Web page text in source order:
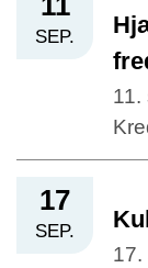
SEP.
11.
17
SEP.
17.